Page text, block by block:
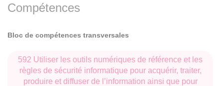
Compétences
Bloc de compétences transversales
592 Utiliser les outils numériques de référence et les
règles de sécurité informatique pour acquérir, traiter,
produire et diffuser de l’information ainsi que pour